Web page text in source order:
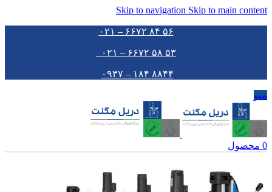
Skip to navigation Skip to main content
۵۶ ۸۴ ۶۶۷۲ – ۰۲۱
۵۳ ۵۸ ۶۶۷۲ – ۰۲۱
۸۸۴۴ ۱۸۴ – ۰۹۳۷
منو
0 محصول